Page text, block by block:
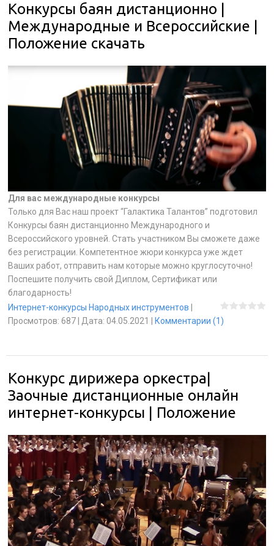
Конкурсы баян дистанционно |
Международные и Всероссийские |
Положение скачать
Для вас международные конкурсы
Только для Вас наш проект “Галактика Талантов” подготовил
Конкурсы баян дистанционно Международного и
Всероссийского уровней. Стать участником Вы сможете даже
без регистрации. Компетентное жюри конкурса уже ждет
Ваших работ, отправить нам которые можно круглосуточно!
Поспешите получить свой Диплом, Сертификат или
благодарность!
Интернет-конкурсы Народных инструментов
Просмотров: 687 Дата: 04.05.2021 Комментарии (1)
Конкурс дирижера оркестра|
Заочные дистанционные онлайн
интернет-конкурсы | Положение